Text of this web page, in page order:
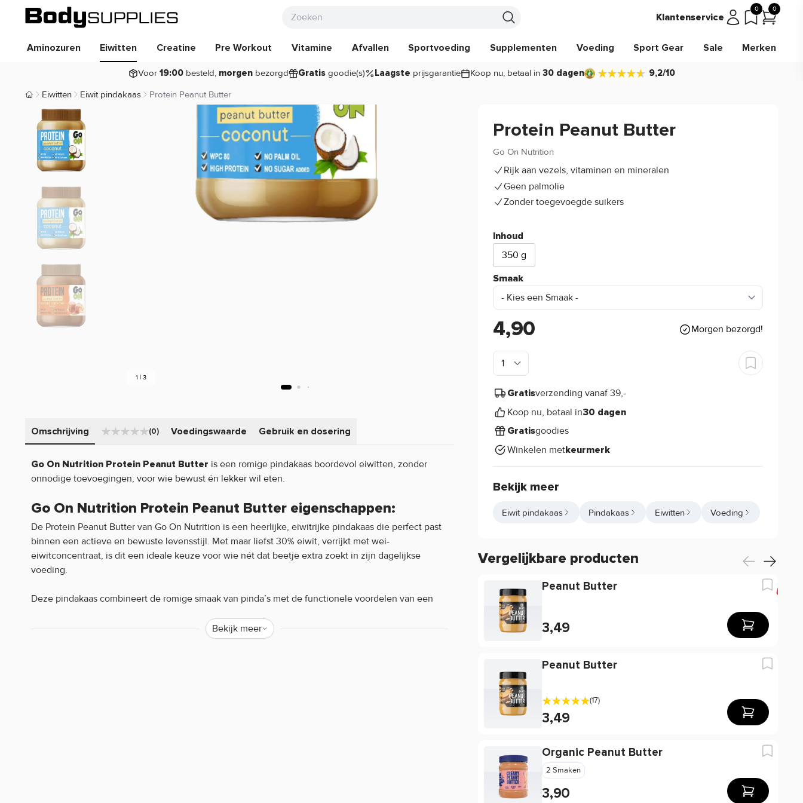
Klantenservice
0 0
Aminozuren Eiwitten Creatine Pre Workout Vitamine Afvallen Sportvoeding Supplementen Voeding Sport Gear Sale Merken
Voor 19:00besteld, morgenbezorgd Gratisgoodie(s) Laagste prijsgarantie Koop nu, betaal in 30 dagen 9,2/10
Body Supplies | Sportvoeding en Supplementen
Eiwitten Eiwit pindakaas Protein Peanut Butter
Protein Peanut Butter
Go On Nutrition
Rijk aan vezels, vitaminen en mineralen
Geen palmolie
Zonder toegevoegde suikers
Inhoud
350 g
Smaak
4,90 Morgen bezorgd!
Gratisverzending vanaf 39,-
Koop nu, betaal in30 dagen
Gratisgoodies
Winkelen metkeurmerk
Bekijk meer
Eiwit pindakaas Pindakaas Eiwitten Voeding
Vergelijkbare producten
Peanut Butter
3,49
Peanut Butter
(17)
3,49
Organic Peanut Butter
2 Smaken
3,90
1 | 3
Omschrijving (0) Voedingswaarde Gebruik en dosering
Go On Nutrition Protein Peanut Butter is een romige pindakaas boordevol eiwitten, zonder
onnodige toevoegingen, voor wie bewust én lekker wil eten.
Go On Nutrition Protein Peanut Butter eigenschappen:
De Protein Peanut Butter van Go On Nutrition is een heerlijke, eiwitrijke pindakaas die perfect past
binnen een actieve en bewuste levensstijl. Met maar liefst 30% eiwit, verrijkt met wei-
eiwitconcentraat, is dit een ideale keuze voor wie nét dat beetje extra zoekt in zijn dagelijkse
voeding.
Deze pindakaas combineert de romige smaak van pinda’s met de functionele voordelen van een
aminozuurprofiel. Bovendien is het een natuurlijke bron van vezels, vitaminen en mineralen zoals
vitamine E, B6, ijzer, magnesium en zink. De smeuïge textuur maakt het geschikt voor verschillende
Bekijk meer